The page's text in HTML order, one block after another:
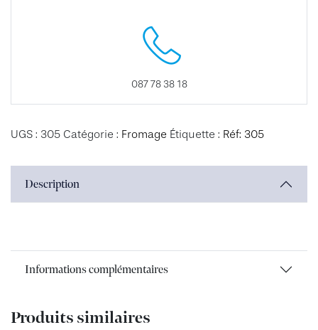
087 78 38 18
UGS : 305 Catégorie : Fromage Étiquette : Réf: 305
Description
Informations complémentaires
Produits similaires